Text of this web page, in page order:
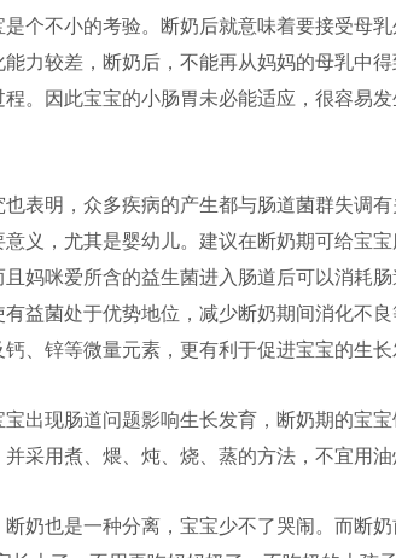
是个不小的考验。断奶后就意味着要接受母
能力较差，断奶后，不能再从妈妈的母乳中
程。因此宝宝的小肠胃未必能适应，很容易
也表明，众多疾病的产生都与肠道菌群失调
意义，尤其是婴幼儿。建议在断奶期可给宝
且妈咪爱所含的益生菌进入肠道后可以消耗
有益菌处于优势地位，减少断奶期间消化不
、锌等微量元素，更有利于促进宝宝的生长
宝出现肠道问题影响生长发育，断奶期的宝
采用煮、煨、炖、烧、蒸的方法，不宜用油
断奶也是一种分离，宝宝少不了哭闹。而断